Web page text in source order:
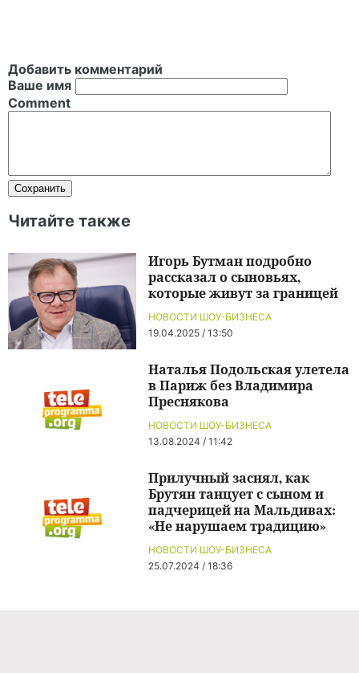
Добавить комментарий
Ваше имя
Comment
Читайте также
НОВОСТИ ШОУ-БИЗНЕСА
19.04.2025 / 13:50
Игорь Бутман подробно
рассказал о сыновьях,
которые живут за границей
НОВОСТИ ШОУ-БИЗНЕСА
13.08.2024 / 11:42
Наталья Подольская улетела
в Париж без Владимира
Преснякова
НОВОСТИ ШОУ-БИЗНЕСА
25.07.2024 / 18:36
Прилучный заснял, как
Брутян танцует с сыном и
падчерицей на Мальдивах:
«Не нарушаем традицию»